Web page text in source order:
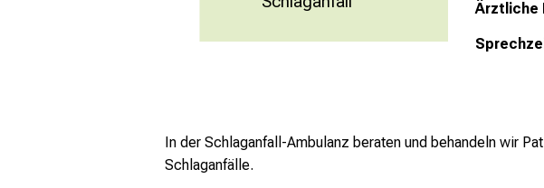
Ärztliche
In der Schlaganfall-Ambulanz beraten und behandeln wir
Schlaganfälle.